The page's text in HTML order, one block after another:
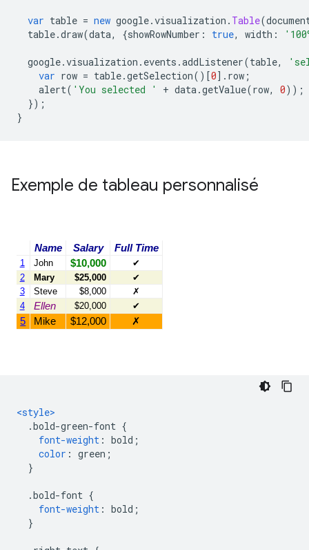
var table = new google.visualization . Table(
table.draw(data, {showRowNumber : true, width :
google.visualization . events .addListener(table,
var row = table.getSelection()[0]. row ;
alert( 'You selected ' + data.getValue(row, 0));
});
}
Exemple de tableau personnalisé
<style>
.bold-green-font {
font-weight : bold ;
color : green ;
}
.bold-font {
font-weight : bold ;
}